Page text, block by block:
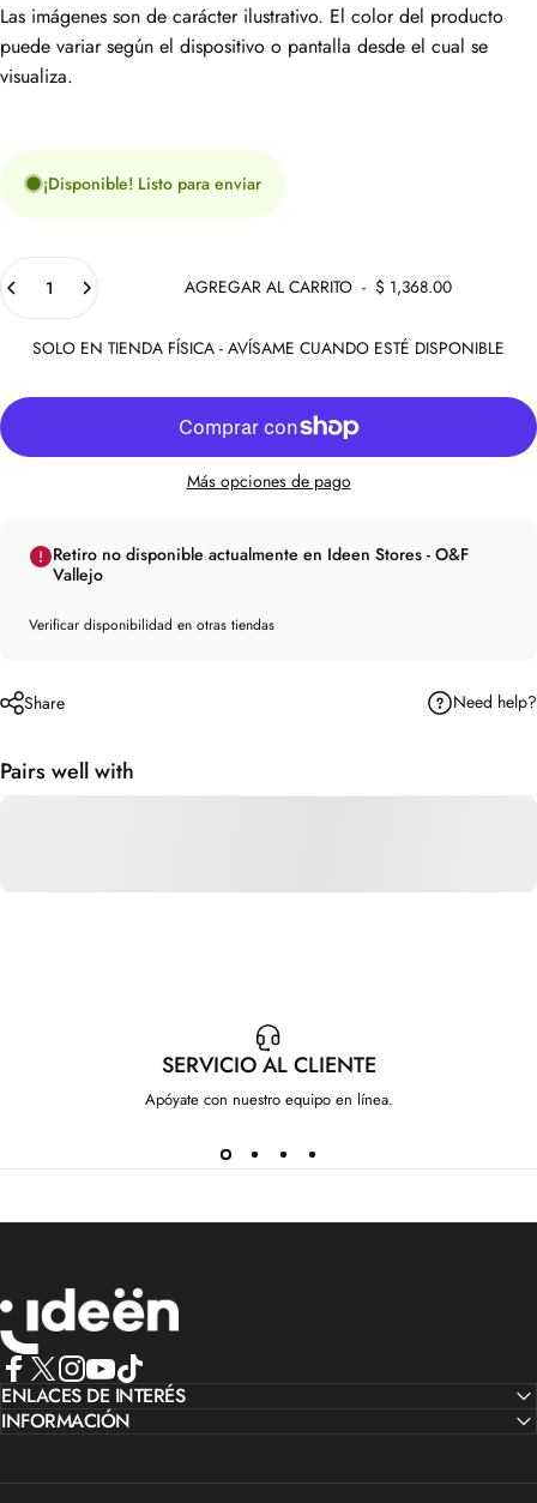
Las imágenes son de carácter ilustrativo. El color del producto
puede variar según el dispositivo o pantalla desde el cual se
visualiza.
¡Disponible! Listo para enviar
Cantidad
AGREGAR AL CARRITO- $ 1,368.00
SOLO EN TIENDA FÍSICA - AVÍSAME CUANDO ESTÉ DISPONIBLE
Más opciones de pago
Retiro no disponible actualmente en Ideen Stores - O&F
Vallejo
Verificar disponibilidad en otras tiendas
Share Need help?
Pairs well with
SERVICIO AL CLIENTE
Apóyate con nuestro equipo en línea.
IdeenstoresMX
Facebook
X (Twitter)
Instagram
YouTube
TikTok
ENLACES DE INTERÉS
INFORMACIÓN